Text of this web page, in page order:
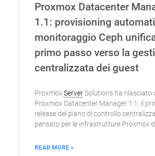
Proxmox Datacenter
1.1: provisioning
monitoraggio Ceph
primo passo verso la
centralizzata dei guest
Proxmox ServerSolutions ha rilasciato
Proxmox Datacenter Manager 1.1, il
release del piano di controllo
pensato per le infrastrutture Proxmox
READ MORE »